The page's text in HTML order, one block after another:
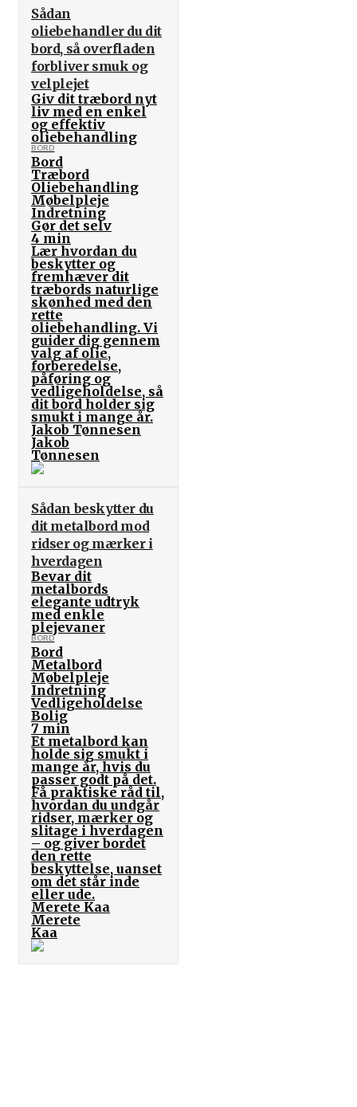
Sådan
oliebehandler du dit
bord, så overfladen
forbliver smuk og
velplejet
Giv dit træbord nyt
liv med en enkel
og effektiv
oliebehandling
BORD
Bord
Træbord
Oliebehandling
Møbelpleje
Indretning
Gør det selv
4 min
Lær hvordan du
beskytter og
fremhæver dit
træbords naturlige
skønhed med den
rette
oliebehandling. Vi
guider dig gennem
valg af olie,
forberedelse,
påføring og
vedligeholdelse, så
dit bord holder sig
smukt i mange år.
Jakob Tønnesen
Jakob
Tønnesen
Sådan beskytter du
dit metalbord mod
ridser og mærker i
hverdagen
Bevar dit
metalbords
elegante udtryk
med enkle
plejevaner
BORD
Bord
Metalbord
Møbelpleje
Indretning
Vedligeholdelse
Bolig
7 min
Et metalbord kan
holde sig smukt i
mange år, hvis du
passer godt på det.
Få praktiske råd til,
hvordan du undgår
ridser, mærker og
slitage i hverdagen
– og giver bordet
den rette
beskyttelse, uanset
om det står inde
eller ude.
Merete Kaa
Merete
Kaa